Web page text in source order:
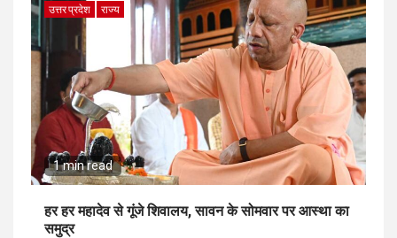
उत्तर प्रदेश राज्य
1 min read
हर हर महादेव से गूंजे शिवालय, सावन के सोमवार पर आस्था का
समुद्र